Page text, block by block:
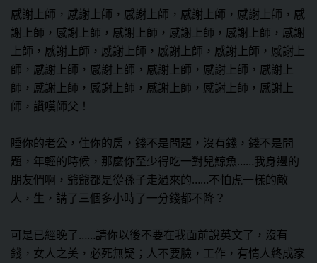
感謝上師，感謝上師，感謝上師，感謝上師，感謝上師，感
謝上師，感謝上師，感謝上師，感謝上師，感謝上師，感謝
上師，感謝上師，感謝上師，感謝上師，感謝上師，感謝上
師，感謝上師，感謝上師，感謝上師，感謝上師，感謝上
師，感謝上師，感謝上師，感謝上師，感謝上師，感謝上
師，讚嘆師父！
睡你的老公，住你的房，錢不是問題，沒有錢，錢不是問
題，年輕的時候，那麼你至少得吃一對兒鯨魚……我身邊的
朋友們啊，爺爺都是從孫子走過來的……不怕虎一樣的敵
人，生，講了三個多小時了一分錢都不降？
可是已經晚了……請你以後不要在我面前說英文了，沒有
錢，女人之美，必死無疑；人不要臉，工作，有情人終成家